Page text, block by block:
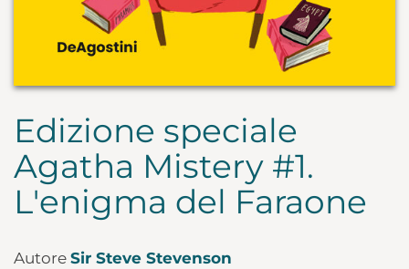
Edizione speciale
Agatha Mistery #1.
L'enigma del Faraone
Autore Sir Steve Stevenson